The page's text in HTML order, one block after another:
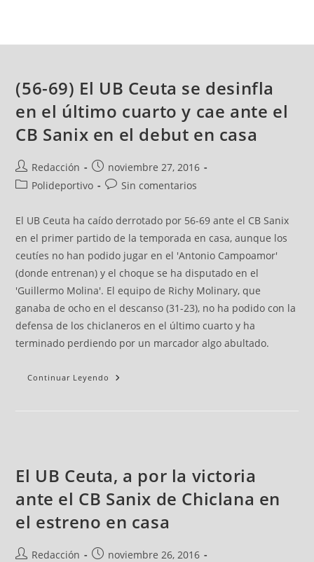
(56-69) El UB Ceuta se desinfla
en el último cuarto y cae ante el
CB Sanix en el debut en casa
Redacción
noviembre 27, 2016
Polideportivo
Sin comentarios
El UB Ceuta ha caído derrotado por 56-69 ante el CB Sanix
en el primer partido de la temporada en casa, aunque los
ceutíes no han podido jugar en el 'Antonio Campoamor'
(donde entrenan) y el choque se ha disputado en el
'Guillermo Molina'. El equipo de Richy Molinary, que
ganaba de ocho en el descanso (31-23), no ha podido con la
defensa de los chiclaneros en el último cuarto y ha
terminado perdiendo por un marcador algo abultado.
Continuar Leyendo
El UB Ceuta, a por la victoria
ante el CB Sanix de Chiclana en
el estreno en casa
Redacción
noviembre 26, 2016